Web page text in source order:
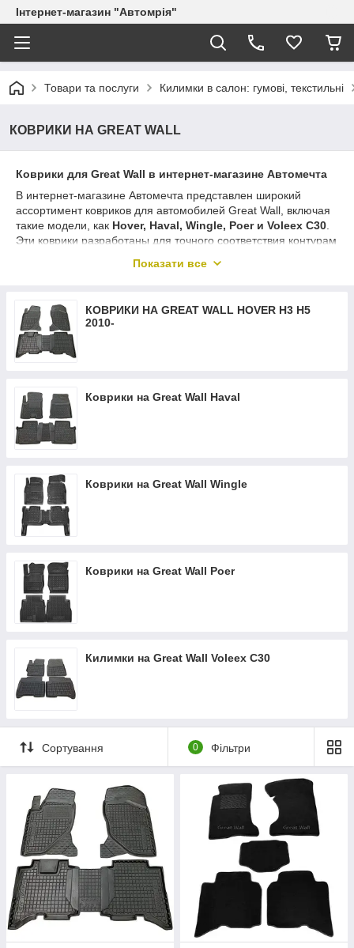
Інтернет-магазин "Автомрія"
Товари та послуги Килимки в салон: гумові, текстильні
КОВРИКИ НА GREAT WALL
Коврики для Great Wall в интернет-магазине Автомечта
В интернет-магазине Автомечта представлен широкий
ассортимент ковриков для автомобилей Great Wall, включая
такие модели, как Hover, Haval, Wingle, Poer и Voleex C30
Эти коврики разработаны для точного соответствия контурам
защиту салона вашего автомобиля от грязи, влаги и износа.
Они помогут сохранить чистоту и ухоженный вид салона
вашего автомобиля, добавив комфорт и эстетику.
Показати все
КОВРИКИ НА GREAT WALL HOVER H3 H5
2010-
Коврики на Great Wall Haval
Коврики на Great Wall Wingle
Коврики на Great Wall Poer
Килимки на Great Wall Voleex C30
Сортування 0 Фільтри